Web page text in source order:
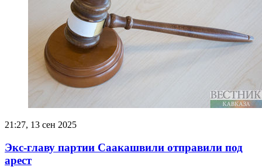
21:27, 13 сен 2025
Экс-главу партии Саакашвили отправили под
арест